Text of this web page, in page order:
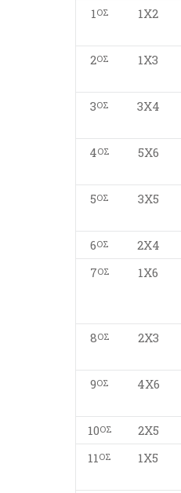
1ΟΣ 1Χ2
2ΟΣ 1Χ3
3ΟΣ 3Χ4
4ΟΣ 5Χ6
5ΟΣ 3Χ5
6ΟΣ 2Χ4
7ΟΣ 1Χ6
8ΟΣ 2Χ3
9ΟΣ 4Χ6
10ΟΣ 2Χ5
11ΟΣ 1Χ5